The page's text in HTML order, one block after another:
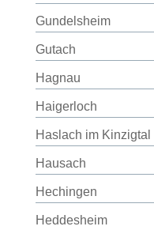
Gundelsheim
Gutach
Hagnau
Haigerloch
Haslach im Kinzigtal
Hausach
Hechingen
Heddesheim